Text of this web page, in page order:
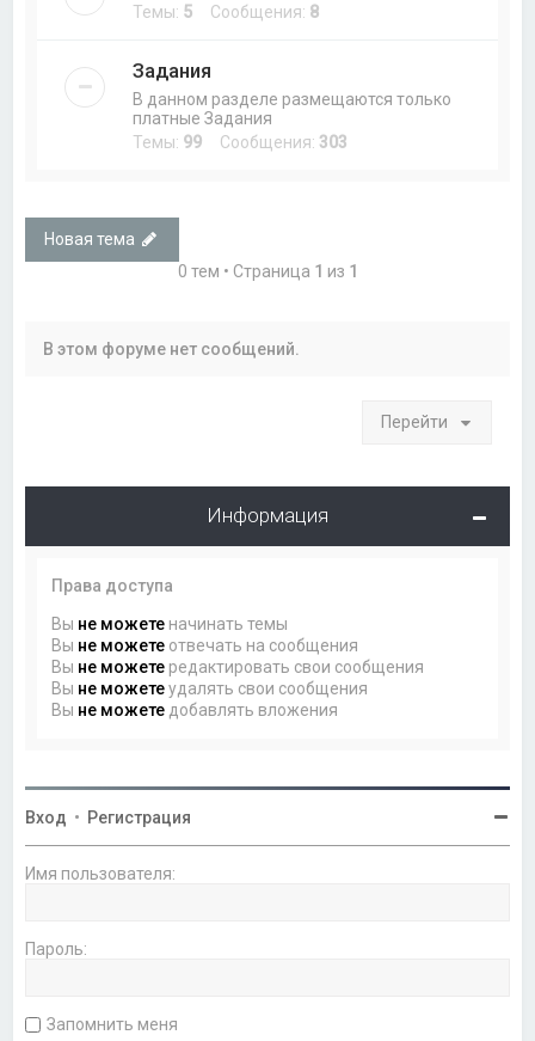
Темы: 5 Сообщения: 8
Задания
В данном разделе размещаются только
платные Задания
Темы: 99 Сообщения: 303
Новая тема
0 тем • Страница 1 из 1
В этом форуме нет сообщений.
Перейти
Информация
Права доступа
Вы не можете начинать темы
Вы не можете отвечать на сообщения
Вы не можете редактировать свои сообщения
Вы не можетеудалять свои сообщения
Вы не можете добавлять вложения
Вход • Регистрация
Имя пользователя:
Пароль:
Запомнить меня